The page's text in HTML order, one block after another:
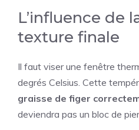
L’influence de
texture finale
Il faut viser une fenêtre
degrés Celsius. Cette
graisse de figer
deviendra pas un bloc de